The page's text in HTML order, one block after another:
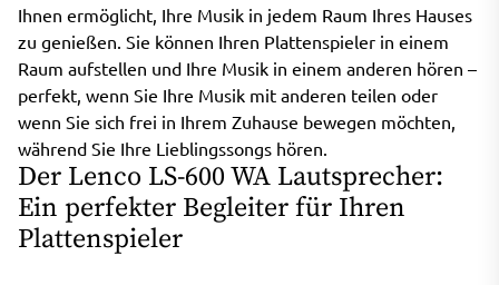
Ihnen ermöglicht, Ihre Musik in jedem Raum Ihres Hauses
zu genießen. Sie können Ihren Plattenspieler in einem
Raum aufstellen und Ihre Musik in einem anderen hören –
perfekt, wenn Sie Ihre Musik mit anderen teilen oder
wenn Sie sich frei in Ihrem Zuhause bewegen möchten,
während Sie Ihre Lieblingssongs hören.
Der Lenco LS-600 WA Lautsprecher:
Ein perfekter Begleiter für Ihren
Plattenspieler